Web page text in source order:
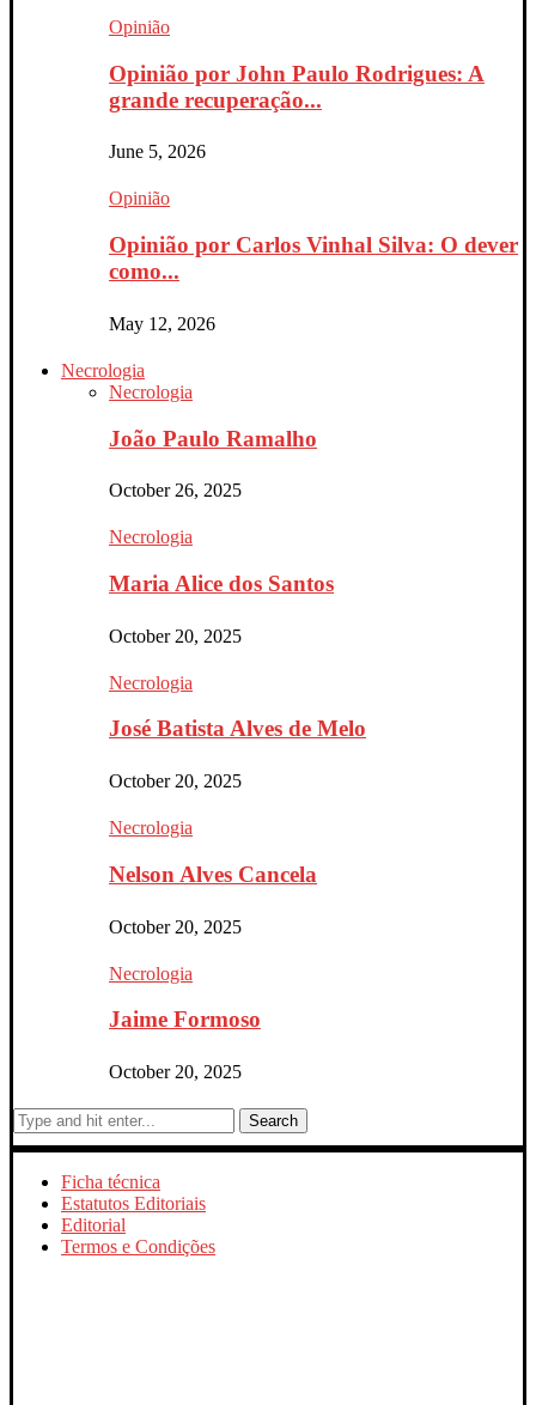
Opinião
Opinião por John Paulo Rodrigues: A
grande recuperação...
June 5, 2026
Opinião
Opinião por Carlos Vinhal Silva: O dever
como...
May 12, 2026
Necrologia
Necrologia
João Paulo Ramalho
October 26, 2025
Necrologia
Maria Alice dos Santos
October 20, 2025
Necrologia
José Batista Alves de Melo
October 20, 2025
Necrologia
Nelson Alves Cancela
October 20, 2025
Necrologia
Jaime Formoso
October 20, 2025
Search
Ficha técnica
Estatutos Editoriais
Editorial
Termos e Condições